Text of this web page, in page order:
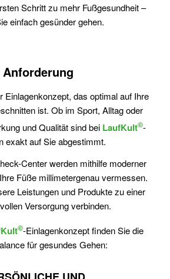
Schritt zu mehr Fußgesundheit –
einfach gesünder gehen.
Anforderung
Einlagenkonzept, das optimal auf Ihre
ist. Ob im Sport, Alltag oder
und Qualität sind bei LaufKult©-
exakt auf Sie abgestimmt.
Center werden mithilfe moderner
Füße millimetergenau vermessen.
Leistungen und Produkte zu einer
Versorgung verbinden.
©-Einlagenkonzept finden Sie die
für gesundes Gehen: